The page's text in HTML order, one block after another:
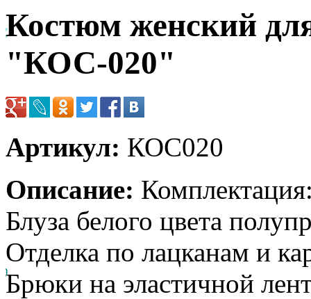
Костюм женский
"КОС-020"
Артикул: КОС020
Описание:
Блуза белого цвета
Отделка по лацканам и
Брюки на эластичной